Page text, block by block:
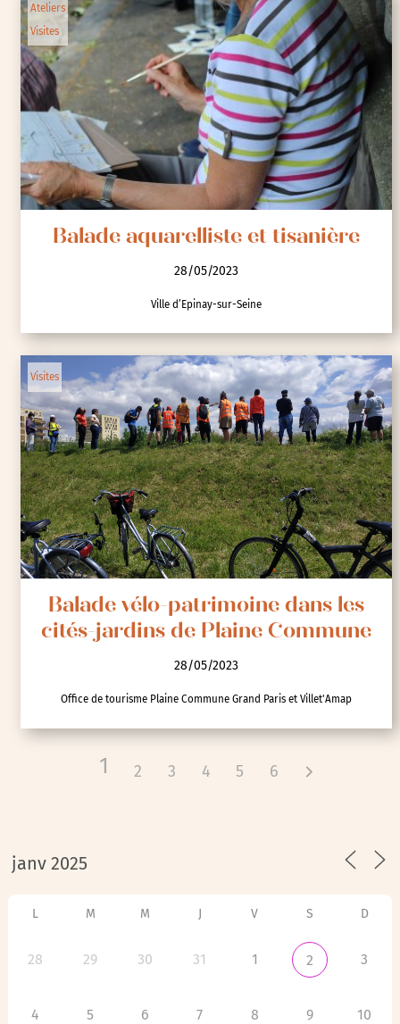
Ateliers
Visites
Balade aquarelliste et tisanière
28/05/2023
Ville d’Epinay-sur-Seine
Visites
Balade vélo-patrimoine dans les
cités-jardins de Plaine Commune
28/05/2023
Office de tourisme Plaine Commune Grand Paris et Villet'Amap
1 2 3 4 5 6
L M M J V S D
28 29 30 31 1 2 3
4 5 6 7 8 9 10